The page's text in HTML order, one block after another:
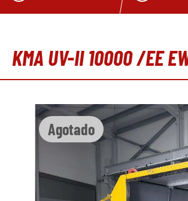
KMA UV-II 10000 /EE
Agotado
Omitir galería de imágenes